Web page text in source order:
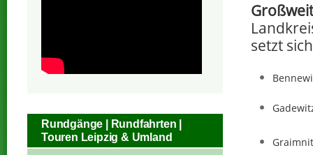
setzt
Rundgänge | Rundfahrten |
Touren Leipzig & Umland